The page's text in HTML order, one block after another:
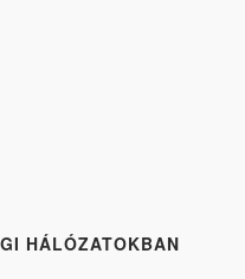
HÁLÓZATOKBAN